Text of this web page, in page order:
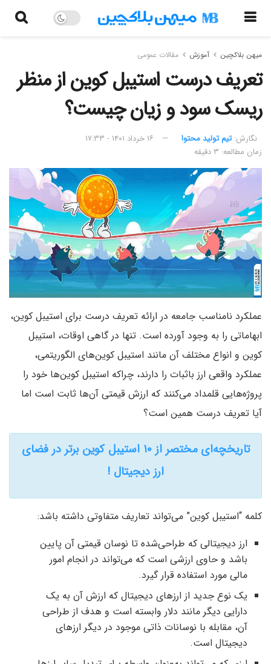
میهن بلاکچین آموزش مقالات عمومی
تعریف درست استیبل کوین از منظر
ریسک سود و زیان چیست؟
نگارش:‌ تیم تولید محتوا
۱۶ خرداد ۱۴۰۱ - ۱۷:۳۳
زمان مطالعه: ۳ دقیقه
عملکرد نامناسب جامعه در ارائه تعریف درست برای استیبل ‌کوین،
ابهاماتی را به وجود آورده است. تنها در گاهی اوقات، استیبل
کوین و انواع مختلف آن مانند استیبل ‌کوین‌‌های الگوریتمی،
عملکرد واقعی ارز باثبات را دارند، چراکه استیبل ‌کوین‌ها خود را
پروژه‌هایی قلمداد می‌کنند که ارزش قیمتی آن‌ها ثابت است اما
آیا تعریف درست همین است؟
تاریخچه‌ای مختصر از ۱۰ استیبل کوین برتر در فضای
ارز دیجیتال !
کلمه “استیبل ‌کوین” می‌تواند تعاریف متفاوتی داشته باشد:
ارز دیجیتالی که طراحی‌شده تا نوسان قیمتی آن پایین
باشد و حاوی ارزشی است که می‎‌تواند در انجام امور
مالی مورد استفاده قرار گیرد.
یک نوع جدید از ارزهای دیجیتال که ارزش آن به یک
دارایی دیگر مانند دلار وابسته است و هدف از طراحی
آن، مقابله با نوسانات ذاتی موجود در دیگر ارزهای
دیجیتال است.